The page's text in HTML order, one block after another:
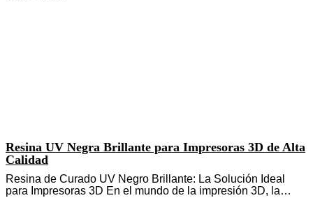
Resina UV Negra Brillante para Impresoras 3D de Alta
Calidad
Resina de Curado UV Negro Brillante: La Solución Ideal
para Impresoras 3D En el mundo de la impresión 3D, la…